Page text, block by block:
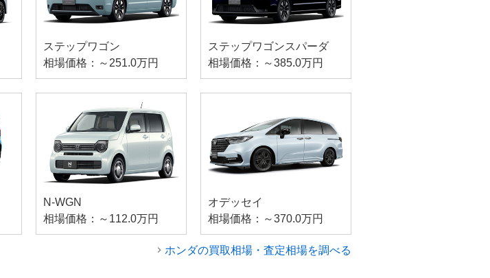
ステップワゴン
相場価格：～251.0万円
ステップワゴンスパーダ
相場価格：～385.0万円
N-WGN
相場価格：～112.0万円
オデッセイ
相場価格：～370.0万円
ホンダの買取相場・査定相場を調べる